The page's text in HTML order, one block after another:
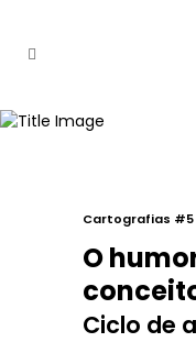
Cartografias #5
O
Ciclo de